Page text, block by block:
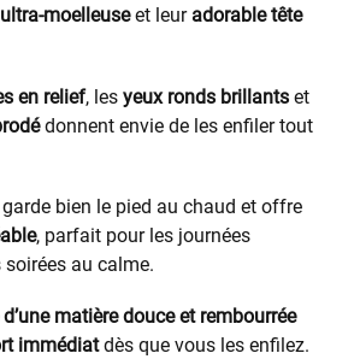
moelleuseet leur adorable tête
en relief, les yeux ronds brillants et
donnent envie de les enfiler tout
bien le pied au chaud et offre
, parfait pour les journées
au calme.
matière douce et rembourrée
immédiatdès que vous les enfilez.